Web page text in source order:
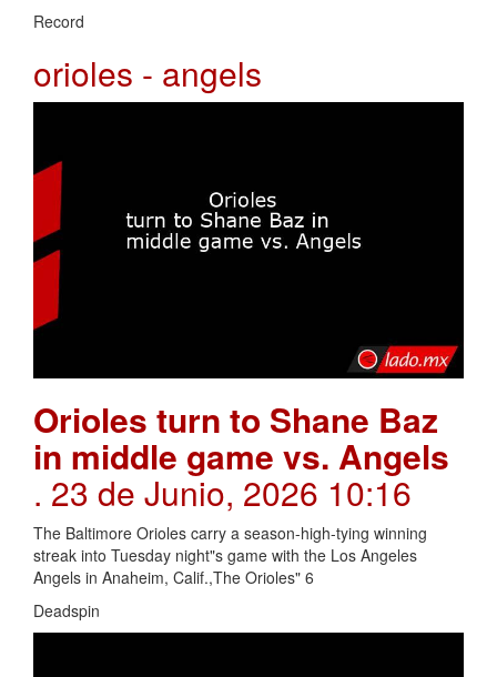
Record
orioles - angels
Orioles turn to Shane Baz
in middle game vs. Angels
. 23 de Junio, 2026 10:16
The Baltimore Orioles carry a season-high-tying winning
streak into Tuesday night"s game with the Los Angeles
Angels in Anaheim, Calif.,The Orioles" 6
Deadspin